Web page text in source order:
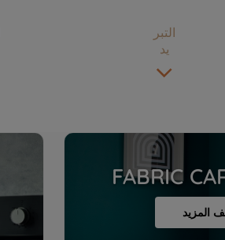
التبر
يد
FABRIC
المزيد